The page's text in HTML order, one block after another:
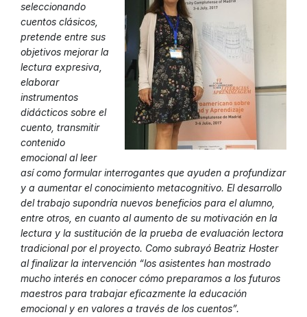
seleccionando
cuentos clásicos,
pretende entre sus
objetivos mejorar la
lectura expresiva,
elaborar
instrumentos
didácticos sobre el
cuento, transmitir
contenido
emocional al leer
así como formular interrogantes que ayuden a profundizar
y a aumentar el conocimiento metacognitivo. El desarrollo
del trabajo supondría nuevos beneficios para el alumno,
entre otros, en cuanto al aumento de su motivación en la
lectura y la sustitución de la prueba de evaluación lectora
tradicional por el proyecto. Como subrayó Beatriz Hoster
al finalizar la intervención “los asistentes han mostrado
mucho interés en conocer cómo preparamos a los futuros
maestros para trabajar eficazmente la educación
emocional y en valores a través de los cuentos”.